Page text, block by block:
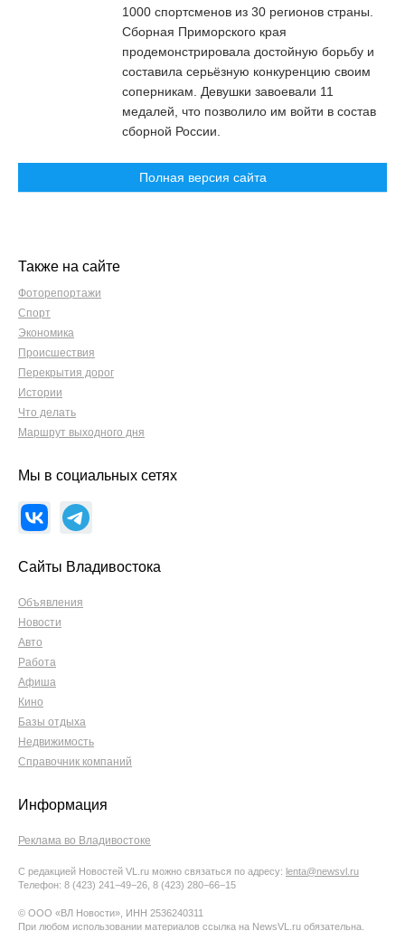
1000 спортсменов из 30 регионов страны.
Сборная Приморского края
продемонстрировала достойную борьбу и
составила серьёзную конкуренцию своим
соперникам. Девушки завоевали 11
медалей, что позволило им войти в состав
сборной России.
Полная версия сайта
Также на сайте
Фоторепортажи
Спорт
Экономика
Происшествия
Перекрытия дорог
Истории
Что делать
Маршрут выходного дня
Мы в социальных сетях
Сайты Владивостока
Объявления
Новости
Авто
Работа
Афиша
Кино
Базы отдыха
Недвижимость
Справочник компаний
Информация
Реклама во Владивостоке
С редакцией Новостей VL.ru можно связаться по адресу: lenta@newsvl.ru
Телефон: 8 (423) 241−49−26, 8 (423) 280−66−15
© ООО «ВЛ Новости», ИНН 2536240311
При любом использовании материалов ссылка на NewsVL.ru обязательна.